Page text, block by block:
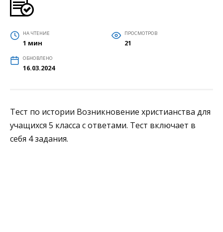
НА ЧТЕНИЕ
1 мин
ПРОСМОТРОВ
21
ОБНОВЛЕНО
16.03.2024
Тест по истории Возникновение христианства для
учащихся 5 класса с ответами. Тест включает в
себя 4 задания.